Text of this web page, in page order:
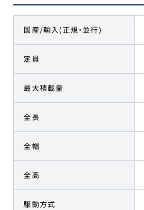
国産/輸入(正規・並行)
定員
最大積載量
全長
全幅
全高
駆動方式